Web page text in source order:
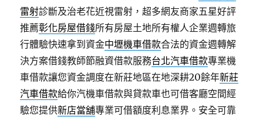
雷射診斷及治老花近視雷射，超多網友商家五星好評
推薦彰化房屋借錢所有房屋土地所有權人企業週轉旅
行體驗快速拿到資金中壢機車借款合法的資金週轉解
決方案借錢教師節融資借款服務台北汽車借款專業機
車借款讓您資金調度在新莊地區在地深耕20餘年新莊
汽車借款給你汽機車借款與貸款車也可借客廳空間經
驗您提供新店當舖專業可借額度利息業界。安全可靠